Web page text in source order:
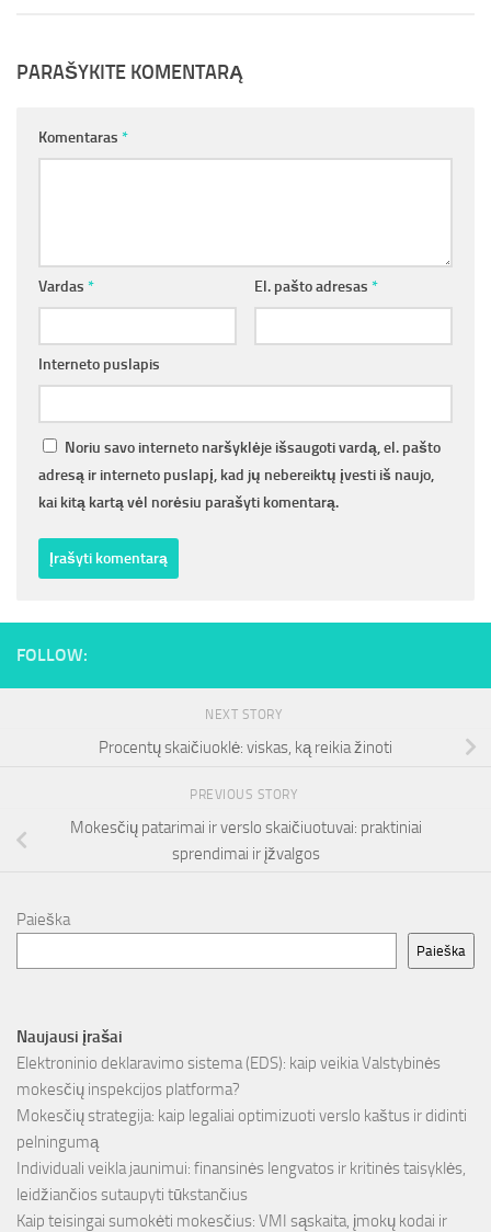
PARAŠYKITE KOMENTARĄ
Komentaras *
Vardas * El. pašto adresas *
Interneto puslapis
Noriu savo interneto naršyklėje išsaugoti vardą, el. pašto
adresą ir interneto puslapį, kad jų nebereiktų įvesti iš naujo,
kai kitą kartą vėl norėsiu parašyti komentarą.
FOLLOW:
NEXT STORY
Procentų skaičiuoklė: viskas, ką reikia žinoti
PREVIOUS STORY
Mokesčių patarimai ir verslo skaičiuotuvai: praktiniai
sprendimai ir įžvalgos
Paieška
Paieška
Naujausi įrašai
Elektroninio deklaravimo sistema (EDS): kaip veikia Valstybinės
mokesčių inspekcijos platforma?
Mokesčių strategija: kaip legaliai optimizuoti verslo kaštus ir didinti
pelningumą
Individuali veikla jaunimui: finansinės lengvatos ir kritinės taisyklės,
leidžiančios sutaupyti tūkstančius
Kaip teisingai sumokėti mokesčius: VMI sąskaita, įmokų kodai ir